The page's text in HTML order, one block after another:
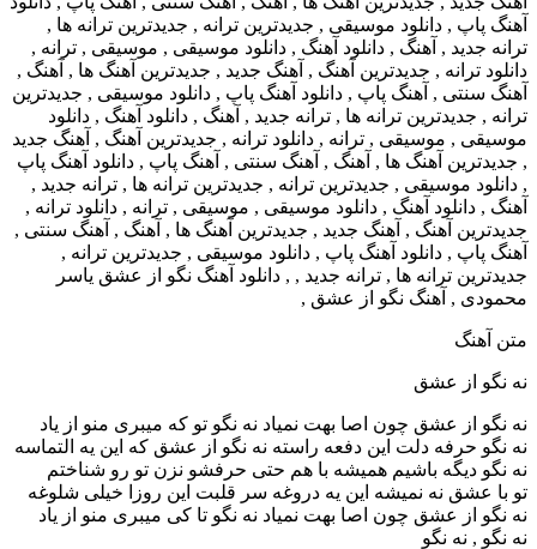
متن آهنگ
نه نگو از عشق
نه نگو از عشق چون اصا بهت نمیاد نه نگو تو که میبری منو از یاد
نه نگو حرفه دلت این دفعه راسته نه نگو از عشق که این یه التماسه
نه نگو دیگه باشیم همیشه با هم حتی حرفشو نزن تو رو شناختم
تو با عشق نه نمیشه این یه دروغه سر قلبت این روزا خیلی شلوغه
نه نگو از عشق چون اصا بهت نمیاد نه نگو تا کی میبری منو از یاد
نه نگو , نه نگو